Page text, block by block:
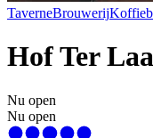
TaverneBrouwerij
Hof Ter
Nu open
Nu open